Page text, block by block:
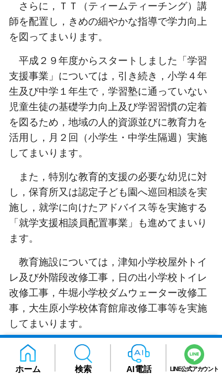
ホーム 検索 AI電話 LINE公式アカウント
さらに，ＴＴ（ティームティーチング）講
師を配置し，きめの細やかな指導で学力向上
を図ってまいります。
平成２９年度からスタートしました「学習
支援事業」については，引き続き，小学４年
生及び中学１年生で，学習塾に通っていない
児童生徒の基礎学力向上及び学習習慣の定着
を図るため，地域の人的資源並びに教育力を
活用し，月２回（小学生・中学生隔週）実施
してまいります。
また，特別な教育的支援の必要な幼児に対
し，保育所又は認定子ども園へ巡回相談を実
施し，就学に向けたアドバイス等を実施する
「就学支援相談員配置事業」も進めてまいり
ます。
教育施設については，津知小学校屋外トイ
レ及び外階段改修工事，日の出小学校トイレ
改修工事，牛堀小学校ダムウェーター改修工
事，大生原小学校体育館扉改修工事等を実施
してまいります。
次に，図書館関係については，マイナンバ
ーカードの普及促進に向けた取組みとして，